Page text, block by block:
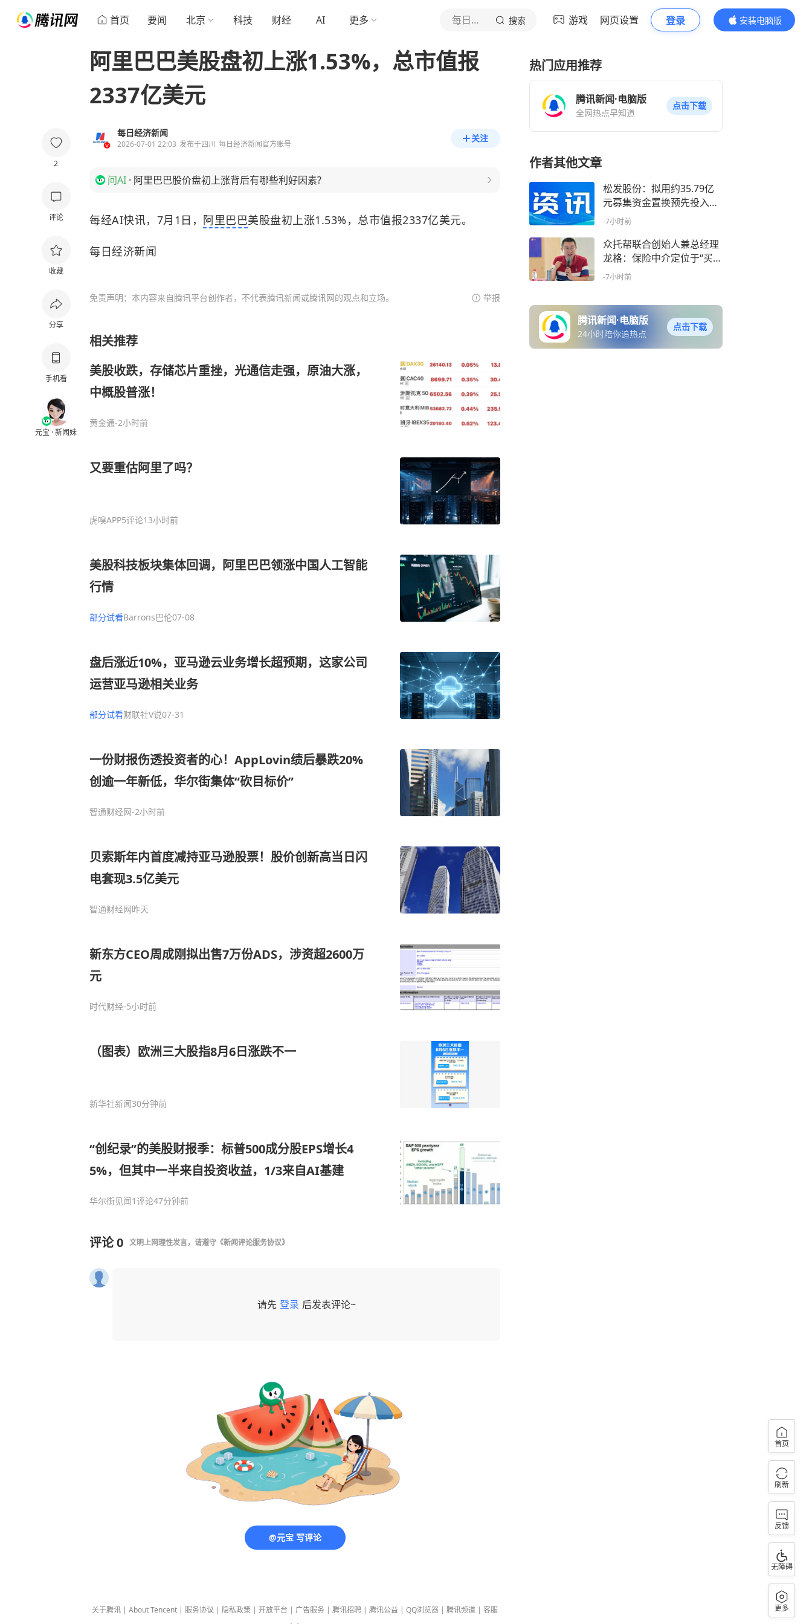
首页 要闻 北京 科技 财经 AI 更多 每日经济新闻 搜索 游戏 网页设置 登录
安装电脑版
内容更精彩
2
评论
收藏
分享
手机看
元宝 · 新闻妹
阿里巴巴美股盘初上涨1.53%，总市值报
2337亿美元
每日经济新闻
2026-07-01 22:03 发布于四川 每日经济新闻官方账号
关注
问AI · 阿里巴巴股价盘初上涨背后有哪些利好因素?
每经AI快讯，7月1日， 阿里巴巴美股盘初上涨1.53%，总市值报2337亿美元。
每日经济新闻
免责声明：本内容来自腾讯平台创作者，不代表腾讯新闻或腾讯网的观点和立场。 举报
相关推荐
美股收跌，存储芯片重挫，光通信走强，原油大涨，
中概股普涨！
黄金通-2小时前
又要重估阿里了吗？
虎嗅APP5评论13小时前
美股科技板块集体回调，阿里巴巴领涨中国人工智能
行情
部分试看Barrons巴伦07-08
盘后涨近10%，亚马逊云业务增长超预期，这家公司
运营亚马逊相关业务
部分试看财联社V说07-31
一份财报伤透投资者的心！AppLovin绩后暴跌20%
创逾一年新低，华尔街集体“砍目标价”
智通财经网-2小时前
贝索斯年内首度减持亚马逊股票！股价创新高当日闪
电套现3.5亿美元
智通财经网昨天
新东方CEO周成刚拟出售7万份ADS，涉资超2600万
元
时代财经-5小时前
（图表）欧洲三大股指8月6日涨跌不一
新华社新闻30分钟前
“创纪录”的美股财报季：标普500成分股EPS增长4
5%，但其中一半来自投资收益，1/3来自AI基建
华尔街见闻1评论47分钟前
评论0 文明上网理性发言，请遵守 《新闻评论服务协议》
请先 登录 后发表评论~
@元宝 写评论
关于腾讯 | About Tencent | 服务协议 | 隐私政策 | 开放平台 | 广告服务 | 腾讯招聘 | 腾讯公益 | QQ浏览器 | 腾讯频道 | 客服
热门应用推荐
腾讯新闻·电脑版
全网热点早知道
点击下载
作者其他文章
松发股份：拟用约35.79亿
元募集资金置换预先投入自
筹资金
-7小时前
众托帮联合创始人兼总经理
龙格：保险中介定位于“买方
顾问”，合规标准应比险企更
-7小时前
腾讯新闻·电脑版
24小时陪你追热点
点击下载
首页
刷新
反馈
无障碍
更多